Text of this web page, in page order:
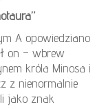
A opowiedziano
on – wbrew
króla Minosa i
z nienormalnie
jako znak